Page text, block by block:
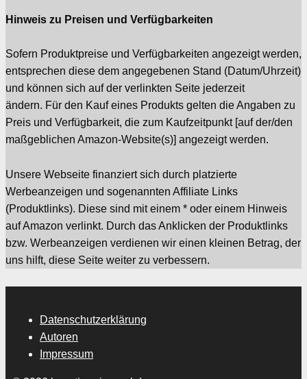
Hinweis zu Preisen und Verfügbarkeiten
Sofern Produktpreise und Verfügbarkeiten angezeigt werden,
entsprechen diese dem angegebenen Stand (Datum/Uhrzeit)
und können sich auf der verlinkten Seite jederzeit
ändern. Für den Kauf eines Produkts gelten die Angaben zu
Preis und Verfügbarkeit, die zum Kaufzeitpunkt [auf der/den
maßgeblichen Amazon-Website(s)] angezeigt werden.
Unsere Webseite finanziert sich durch platzierte
Werbeanzeigen und sogenannten Affiliate Links
(Produktlinks). Diese sind mit einem * oder einem Hinweis
auf Amazon verlinkt. Durch das Anklicken der Produktlinks
bzw. Werbeanzeigen verdienen wir einen kleinen Betrag, der
uns hilft, diese Seite weiter zu verbessern.
Datenschutzerklärung
Autoren
Impressum